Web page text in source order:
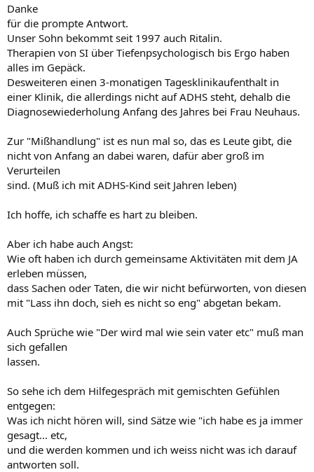
Danke
für die prompte Antwort.
Unser Sohn bekommt seit 1997 auch Ritalin.
Therapien von SI über Tiefenpsychologisch bis Ergo haben
alles im Gepäck.
Desweiteren einen 3-monatigen Tagesklinikaufenthalt in
einer Klinik, die allerdings nicht auf ADHS steht, dehalb die
Diagnosewiederholung Anfang des Jahres bei Frau Neuhaus.
Zur "Mißhandlung" ist es nun mal so, das es Leute gibt, die
nicht von Anfang an dabei waren, dafür aber groß im
Verurteilen
sind. (Muß ich mit ADHS-Kind seit Jahren leben)
Ich hoffe, ich schaffe es hart zu bleiben.
Aber ich habe auch Angst:
Wie oft haben ich durch gemeinsame Aktivitäten mit dem JA
erleben müssen,
dass Sachen oder Taten, die wir nicht befürworten, von diesen
mit "Lass ihn doch, sieh es nicht so eng" abgetan bekam.
Auch Sprüche wie "Der wird mal wie sein vater etc" muß man
sich gefallen
lassen.
So sehe ich dem Hilfegespräch mit gemischten Gefühlen
entgegen:
Was ich nicht hören will, sind Sätze wie "ich habe es ja immer
gesagt... etc,
und die werden kommen und ich weiss nicht was ich darauf
antworten soll.